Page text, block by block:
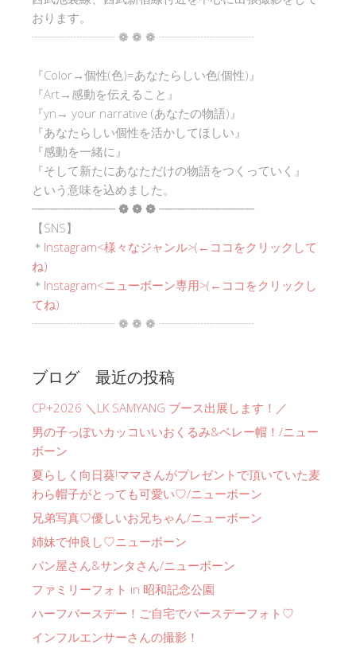
おります。
┈┈┈┈┈┈┈ ❁ ❁ ❁ ┈┈┈┈┈┈┈┈
『Color→個性(色)=あなたらしい色(個性)』
『Art→感動を伝えること』
『yn→ your narrative (あなたの物語)』
『あなたらしい個性を活かしてほしい』
『感動を一緒に』
『そして新たにあなただけの物語をつくっていく』
という意味を込めました。
┈┈┈┈┈┈┈ ❁ ❁ ❁ ┈┈┈┈┈┈┈┈
【SNS】
＊ Instagram<様々なジャンル>(←ココをクリックして
ね)
＊ Instagram<ニューボーン専用>(←ココをクリックし
てね)
┈┈┈┈┈┈┈ ❁ ❁ ❁ ┈┈┈┈┈┈┈┈
ブログ 最近の投稿
CP+2026 ＼LK SAMYANG ブース出展します！／
男の子っぽいカッコいいおくるみ&ベレー帽！/ニュー
ボーン
夏らしく向日葵!ママさんがプレゼントで頂いていた麦
わら帽子がとっても可愛い♡/ニューボーン
兄弟写真♡優しいお兄ちゃん/ニューボーン
姉妹で仲良し♡ニューボーン
パン屋さん&サンタさん/ニューボーン
ファミリーフォト in 昭和記念公園
ハーフバースデー！ご自宅でバースデーフォト♡
インフルエンサーさんの撮影！